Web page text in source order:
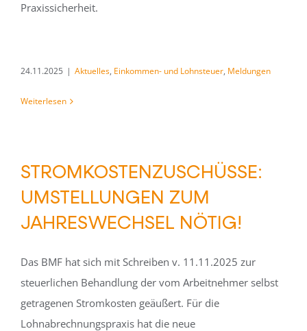
Praxissicherheit.
24.11.2025 | Aktuelles, Einkommen- und Lohnsteuer, Meldungen
Weiterlesen
STROMKOSTENZUSCHÜSSE:
UMSTELLUNGEN ZUM
JAHRESWECHSEL NÖTIG!
Das BMF hat sich mit Schreiben v. 11.11.2025 zur
steuerlichen Behandlung der vom Arbeitnehmer selbst
getragenen Stromkosten geäußert. Für die
Lohnabrechnungspraxis hat die neue